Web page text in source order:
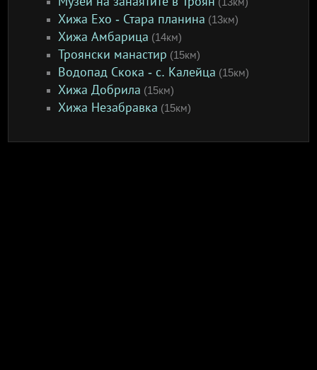
Хижа Ехо - Стара планина (13км)
Хижа Амбарица (14км)
Троянски манастир (15км)
Водопад Скока - с. Калейца (15км)
Хижа Добрила (15км)
Хижа Незабравка (15км)